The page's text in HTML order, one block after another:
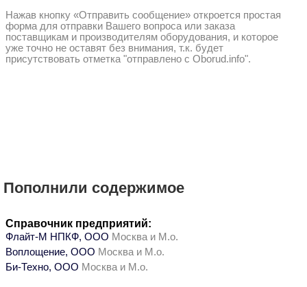
Нажав кнопку «Отправить сообщение» откроется простая
форма для отправки Вашего вопроса или заказа
поставщикам и производителям оборудования, и которое
уже точно не оставят без внимания, т.к. будет
присутствовать отметка "отправлено с Oborud.info".
Пополнили содержимое
Справочник предприятий:
Флайт-М НПКФ, ООО Москва и М.о.
Воплощение, ООО Москва и М.о.
Би-Техно, ООО Москва и М.о.